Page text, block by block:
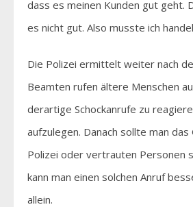
dass es meinen Kunden gut geht.
es nicht gut. Also musste ich
Die Polizei ermittelt weiter nach
Beamten rufen ältere Menschen
derartige Schockanrufe zu
aufzulegen. Danach sollte man
Polizei oder vertrauten Personen
kann man einen solchen Anruf
allein.